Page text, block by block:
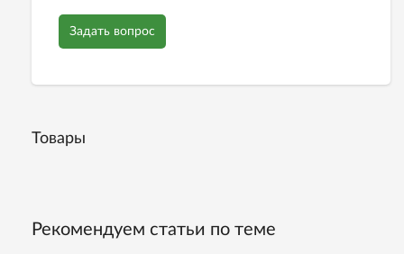
Задать вопрос
Товары
Рекомендуем статьи по теме